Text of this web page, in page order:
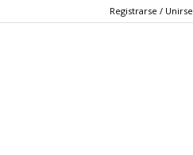
Registrarse / Unirse